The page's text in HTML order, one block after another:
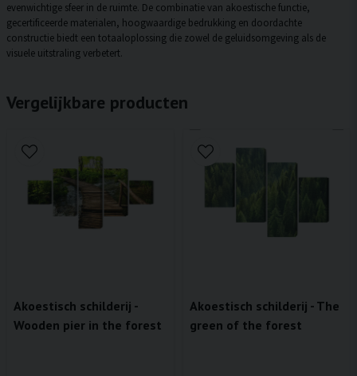
evenwichtige sfeer in de ruimte. De combinatie van akoestische functie,
gecertificeerde materialen, hoogwaardige bedrukking en doordachte
constructie biedt een totaaloplossing die zowel de geluidsomgeving als de
visuele uitstraling verbetert.
Vergelijkbare producten
Akoestisch schilderij -
Wooden pier in the forest
Akoestisch schilderij - The
green of the forest